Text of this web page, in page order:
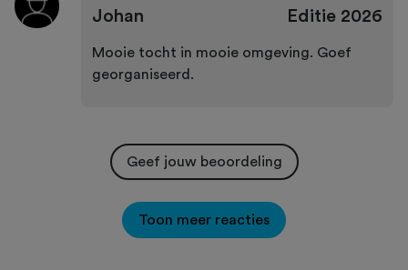
Johan Editie2026
Mooie tocht in mooie omgeving. Goef
georganiseerd.
Geef jouw beoordeling
Toon meer reacties